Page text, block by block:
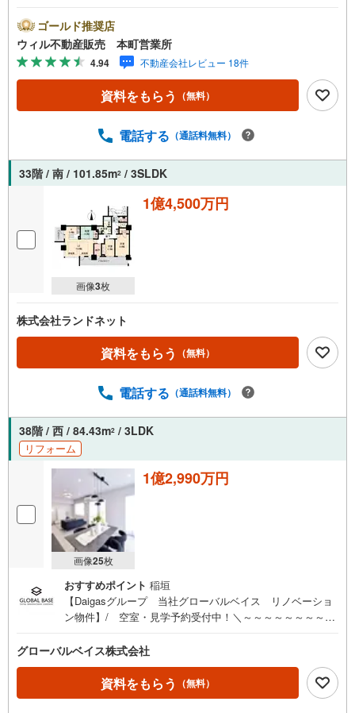
■お車でのご来場も可能です。周辺のコインパーキングまでご案内致します
ので、担当者にお声がけください。
■キッズスペースもございますので、小さなお子様がいらっしゃるご家庭も
お気軽にご来場ください！
【営業日】定休日はございません。火曜日・水曜日も営業しております。
場・下福島プール徒歩3分！休日のリフレッシュにも◎■各
教育施設が近く通園通学しやすいです！■住宅性能評価書取
得！■2011年1月築！■オール電化仕様！■オートロック・宅
配ボックス完備で安心＆便利な暮らし！■敷地内駐車場に空
きあり！■専有91.51平米のゆとりある3LDK！ファミリーに
もゆとりの住空間！■高層階×南向き住戸で眺望・採光・通
納でお部屋もすっきり片付きます！■床暖房付きLDK約17.6
インパーキングまでご案内致しますので、担当者にお声が
けください。■キッズスペースもございますので、小さなお
子様がいらっしゃるご家庭もお気軽にご来場ください！
【営業日】定休日はございません。火曜日・水曜日も営業
しております。
ゴールド推奨店
ウィル不動産販売 本町営業所
4.94 不動産会社レビュー 18件
資料をもらう （無料）
電話する （通話料無料）
33階 / 南 / 101.85m2 / 3SLDK
画像3枚
1億4,500万円
株式会社ランドネット
資料をもらう （無料）
電話する （通話料無料）
38階 / 西 / 84.43m2 / 3LDK
リフォーム
画像25枚
1億2,990万円
おすすめポイント 稲垣
【Daigasグループ 当社グローバルベイス リノベーショ
ン物件】/ 空室・見学予約受付中！＼～～～～～～～～～
分、北西角住戸■北側には淀川花火大会、西側には兵庫方面
を望む眺望あり■専有面積84.43m2のゆったり3LDK■二面採
光のLDK約20.5帖（LDに床暖房有）■1618サイズの広々と
した浴室■2匹までペット飼育可（飼育規則有）■24時間ゴ
グローバルベイス株式会社
資料をもらう （無料）